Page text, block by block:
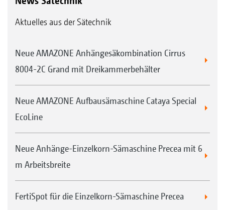
Aktuelles aus der Sätechnik
Neue AMAZONE Anhängesäkombination Cirrus
8004-2C Grand mit Dreikammerbehälter
Neue AMAZONE Aufbausämaschine Cataya Special
EcoLine
Neue Anhänge-Einzelkorn-Sämaschine Precea mit 6
m Arbeitsbreite
FertiSpot für die Einzelkorn-Sämaschine Precea